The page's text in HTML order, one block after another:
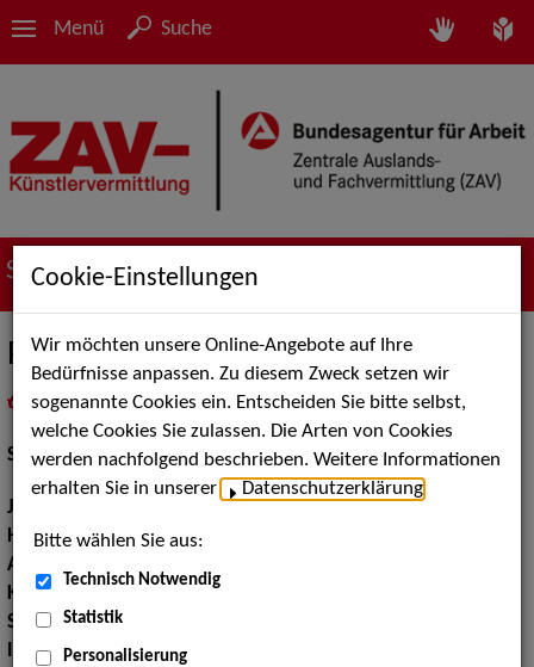
Menü Suche
Suche nach Künstler*innen
Paul Radke
als PDF speichern
inMeine Merklistelegen
Schauspiel:Bühne
Jahrgang:
Haarfarbe:blond
Augenfarbe:
Körpergröße:
Stimmlage:Tenor
Instrument:Klavier, Gitarre
Cookie-Einstellungen
Wir möchten unsere Online-Angebote auf Ihre
Bedürfnisse anpassen. Zu diesem Zweck setzen wir
sogenannte Cookies ein. Entscheiden Sie bitte selbst,
welche Cookies Sie zulassen. Die Arten von Cookies
werden nachfolgend beschrieben. Weitere Informationen
erhalten Sie in unserer
Datenschutzerklärung
Bitte wählen Sie aus:
Technisch Notwendig
Statistik
Personalisierung